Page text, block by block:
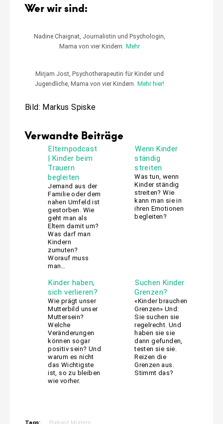
Wer wir sind:
Nadine Chaignat, Journalistin und Psychologin,
Mama von vier Kindern. Mehr
Mirjam Jost, Psychotherapeutin für Kinder und
Jugendliche, Mama von vier Kindern. Mehr hier!
Bild: Markus Spiske
Verwandte Beiträge
Elternpodcast
| Kinder beim
Trauern
begleiten
Jemand aus der
Familie oder dem
nahen Umfeld ist
gestorben. Wie
geht man als
Eltern damit um?
Was darf man
Kindern
zumuten?
Worauf muss
man…
Wenn Kinder
ständig
streiten
Was tun, wenn
Kinder ständig
streiten? Wie
kann man sie in
ihren Emotionen
begleiten?
Kinder haben,
sich verlieren?
Wie prägt unser
Mutterbild unser
Muttersein?
Welche
Veränderungen
können sogar
positiv sein? Und
warum es nicht
das Wichtigste
ist, so zu bleiben
wie vorher.
Suchen Kinder
Grenzen?
«Kinder brauchen
Grenzen» Und:
Sie suchen sie
regelrecht. Und
haben sie sie
dann gefunden,
testen sie sie.
Reizen die
Grenzen aus.
Stimmt das?
Tags: Podcast Muttern